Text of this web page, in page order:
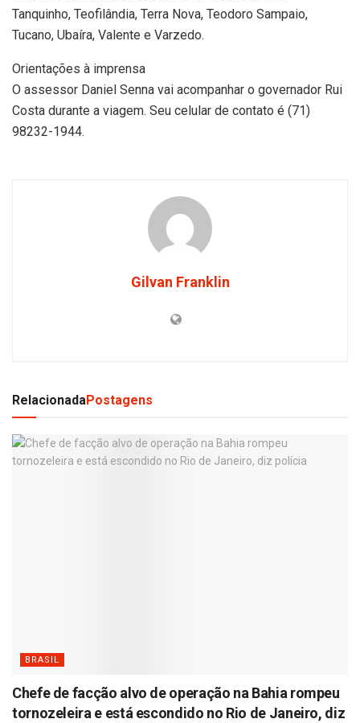
Tanquinho, Teofilândia, Terra Nova, Teodoro Sampaio,
Tucano, Ubaíra, Valente e Varzedo.
Orientações à imprensa
O assessor Daniel Senna vai acompanhar o governador Rui
Costa durante a viagem. Seu celular de contato é (71)
98232-1944.
Gilvan Franklin
RelacionadaPostagens
BRASIL
Chefe de facção alvo de operação na Bahia rompeu
tornozeleira e está escondido no Rio de Janeiro, diz